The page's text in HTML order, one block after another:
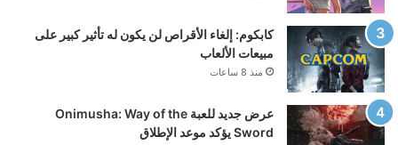
كابكوم: إلغاء الأقراص لن يكون له تأثير كبير على
مبيعات الألعاب
منذ 8 ساعات
عرض جديد للعبة Onimusha: Way of the
Sword يؤكد موعد الإطلاق